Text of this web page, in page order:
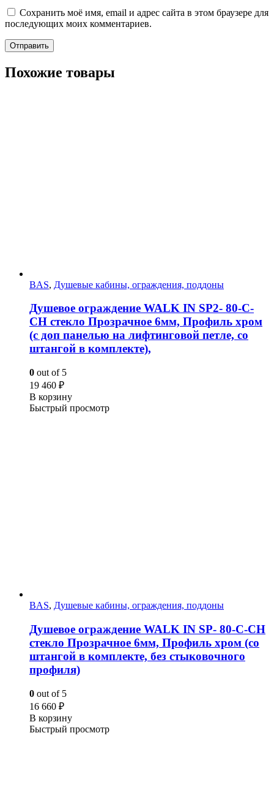
Сохранить моё имя, email и адрес сайта в этом браузере для
последующих моих комментариев.
Похожие товары
BAS, Душевые кабины, ограждения, поддоны
Душевое ограждение WALK IN SP2- 80-C-
CH стекло Прозрачное 6мм, Профиль хром
(с доп панелью на лифтинговой петле, со
штангой в комплекте),
0 out of 5
19 460 ₽
В корзину
Быстрый просмотр
BAS, Душевые кабины, ограждения, поддоны
Душевое ограждение WALK IN SP- 80-C-CH
стекло Прозрачное 6мм, Профиль хром (со
штангой в комплекте, без стыковочного
профиля)
0 out of 5
16 660 ₽
В корзину
Быстрый просмотр